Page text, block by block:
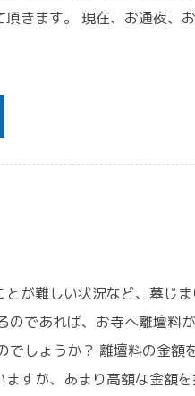
きます。 現在、お通夜、
が難しい状況など、墓じ
のであれば、お寺へ離壇料
でしょうか？ 離壇料の金額
すが、あまり高額な金額